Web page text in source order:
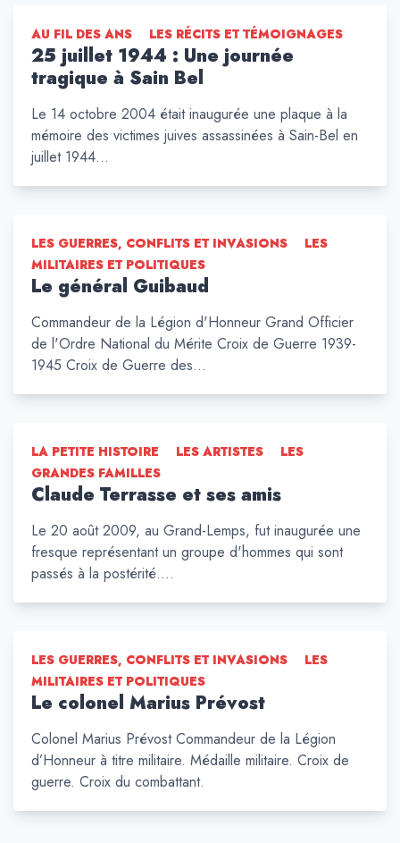
AU FIL DES ANS LES RÉCITS ET TÉMOIGNAGES
25 juillet 1944 : Une journée
tragique à Sain Bel
Le 14 octobre 2004 était inaugurée une plaque à la
mémoire des victimes juives assassinées à Sain-Bel en
juillet 1944…
LES GUERRES, CONFLITS ET INVASIONS
LES
MILITAIRES ET POLITIQUES
Le général Guibaud
Commandeur de la Légion d'Honneur Grand Officier
de l'Ordre National du Mérite Croix de Guerre 1939-
1945 Croix de Guerre des…
LA PETITE HISTOIRE LES ARTISTES
LES
GRANDES FAMILLES
Claude Terrasse et ses amis
Le 20 août 2009, au Grand-Lemps, fut inaugurée une
fresque représentant un groupe d'hommes qui sont
passés à la postérité.…
LES GUERRES, CONFLITS ET INVASIONS
LES
MILITAIRES ET POLITIQUES
Le colonel Marius Prévost
Colonel Marius Prévost Commandeur de la Légion
d’Honneur à titre militaire. Médaille militaire. Croix de
guerre. Croix du combattant.